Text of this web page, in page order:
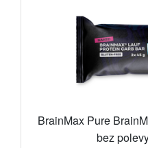
BrainMax Pure
bez